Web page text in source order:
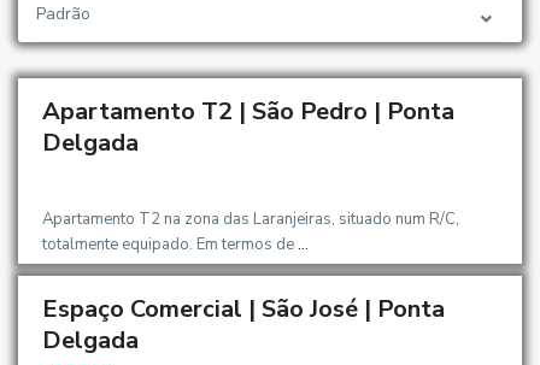
Padrão
Apartamento T2 | São Pedro | Ponta
Delgada
Apartamento T2 na zona das Laranjeiras, situado num R/C,
totalmente equipado. Em termos de...
Espaço Comercial | São José | Ponta
Delgada